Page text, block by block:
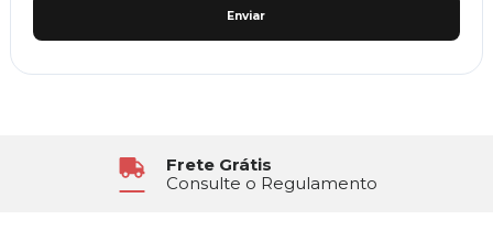
Enviar
Atendimento
Segunda à Sexta das 8h30 às 17h